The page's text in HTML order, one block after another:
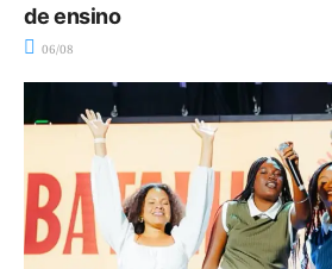
de ensino
06/08